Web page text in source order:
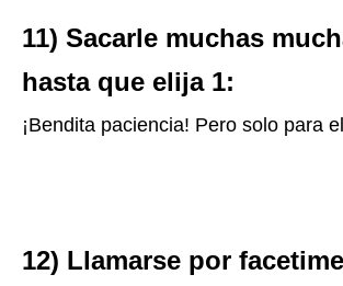
11) Sacarle muchas
hasta que elija 1:
¡Bendita paciencia! Pero solo para
12) Llamarse por